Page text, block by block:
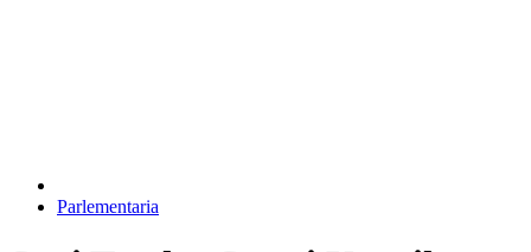
Parlementaria